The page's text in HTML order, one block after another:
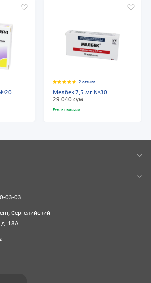
№20
2 отзыва
Мелбек 7,5 мг №30
29 040 сум
Есть в наличии
03-03
Сергелийский
д. 18А